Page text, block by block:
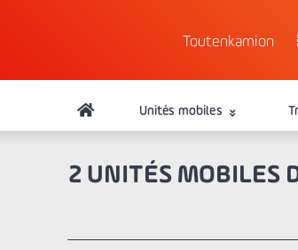
Toutenkamion
Unités mobiles
2 UNITÉS MOBILES